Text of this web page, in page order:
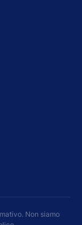
Non siamo